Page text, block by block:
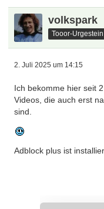
volkspark
Tooor-Urgestein
2. Juli 2025 um 14:15
Ich bekomme hier seit
Videos, die auch erst
sind.
Adblock plus ist